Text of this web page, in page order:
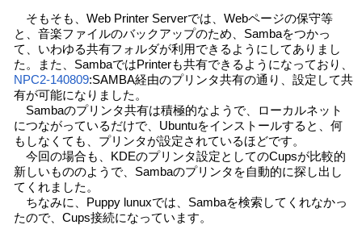
そもそも、Web Printer Serverでは、Webページの保守等
と、音楽ファイルのバックアップのため、Sambaをつかっ
て、いわゆる共有フォルダが利用できるようにしてありまし
た。また、SambaではPrinterも共有できるようになっており、
NPC2-140809:SAMBA経由のプリンタ共有の通り、設定して共
有が可能になりました。
Sambaのプリンタ共有は積極的なようで、ローカルネット
につながっているだけで、Ubuntuをインストールすると、何
もしなくても、プリンタが設定されているほどです。
今回の場合も、KDEのプリンタ設定としてのCupsが比較的
新しいもののようで、Sambaのプリンタを自動的に探し出し
てくれました。
ちなみに、Puppy lunuxでは、Sambaを検索してくれなかっ
たので、Cups接続になっています。